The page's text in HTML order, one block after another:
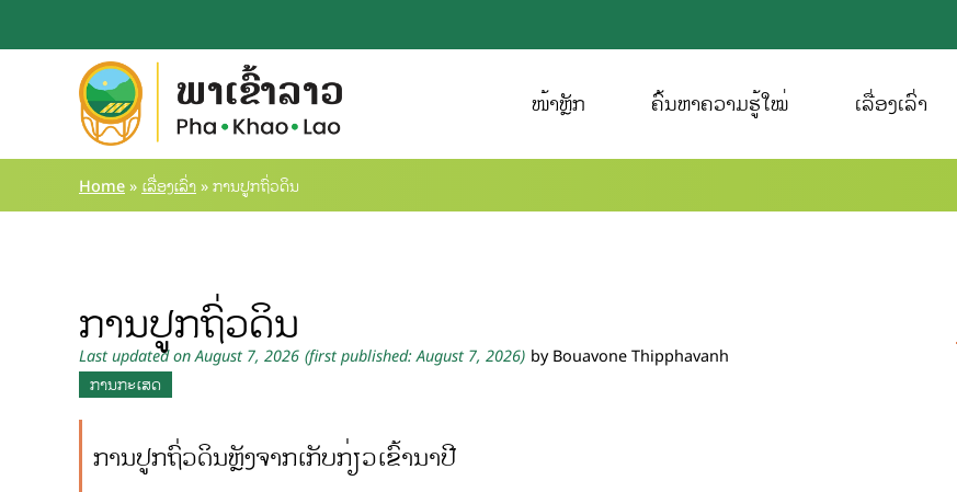
ໜ້າຫຼັກ ຄົ້ນຫາຄວາມຮູ້ໃໝ່ ເລື່ອງເລົ່າ
Home » ເລື່ອງເລົ່າ » ການປູກຖົ່ວດິນ
ການປູກຖົ່ວດິນ
Last updated on August 7, 2026 (first published: August 7, 2026) by Bouavone Thipphavanh
ການກະເສດ
ການປູກຖົ່ວດິນຫຼັງຈາກເກັບກ່ຽວເຂົ້ານາປີ